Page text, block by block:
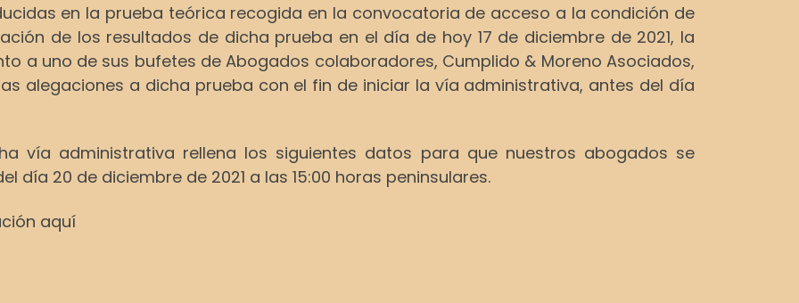
en la prueba teórica recogida en la convocatoria de acceso a la condición de
de los resultados de dicha prueba en el día de hoy 17 de diciembre de 2021, la
a uno de sus bufetes de Abogados colaboradores, Cumplido & Moreno Asociados,
alegaciones a dicha prueba con el fin de iniciar la vía administrativa, antes del día
vía administrativa rellena los siguientes datos para que nuestros abogados se
día 20 de diciembre de 2021 a las 15:00 horas peninsulares.
aquí